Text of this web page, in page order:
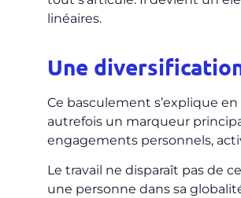
linéaires.
Une
Ce basculement s’explique
autrefois un marqueur
engagements personnels,
Le travail ne disparaît pas de
une personne dans sa